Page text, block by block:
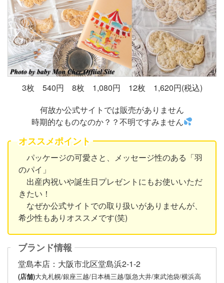
3枚 540円 8枚 1,080円 12枚 1,620円(税込)
何故か公式サイトでは販売がありません
時期的なものなのか？？不明ですみません
オススメポイント
パッケージの可愛さと、メッセージ性のある「羽
のパイ」
出産内祝いや誕生日プレゼントにもお使いいただ
きたい！
なぜか公式サイトでの取り扱いがありませんが、
希少性もありオススメです(笑)
ブランド情報
堂島本店：大阪市北区堂島浜2-1-2
(店舗)大丸札幌/銀座三越/日本橋三越/阪急大井/東武池袋/横浜高